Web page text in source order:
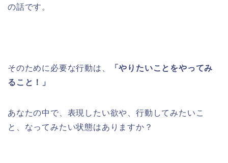
の話です。
そのために必要な行動は、
「やりたいことをやってみ
ること！」
あなたの中で、表現したい欲や、行動してみたいこ
と、なってみたい状態はありますか？